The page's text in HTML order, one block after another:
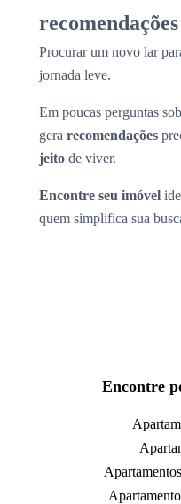
Procurar um novo lar
jornada leve.
Em poucas perguntas
gera recomendações
jeito de viver.
Encontre seu imóvel
quem simplifica sua
Encontre